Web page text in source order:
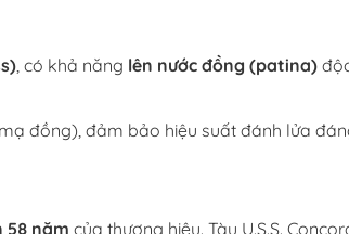
, có khả năng lên nước đồng (patina)
đồng), đảm bảo hiệu suất đánh lửa
58 năm của thương hiệu. Tàu U.S.S.